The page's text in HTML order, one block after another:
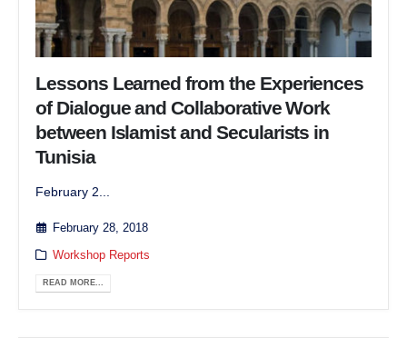
Lessons Learned from the Experiences
of Dialogue and Collaborative Work
between Islamist and Secularists in
Tunisia
February 2...
February 28, 2018
Workshop Reports
READ MORE...